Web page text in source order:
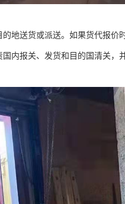
地送货或派送。如果货代报
内报关、发货和目的国清关